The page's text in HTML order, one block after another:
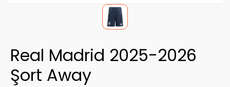
Real Madrid 2025-2026
Şort Away